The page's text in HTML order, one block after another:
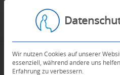
Wir nutzen Cookies auf unserer
essenziell, während andere uns
Erfahrung zu verbessern.